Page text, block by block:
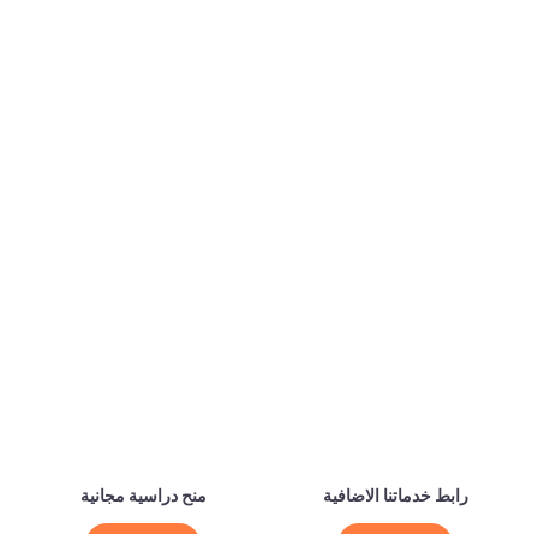
رابط خدماتنا الاضافية منح دراسية مجانية